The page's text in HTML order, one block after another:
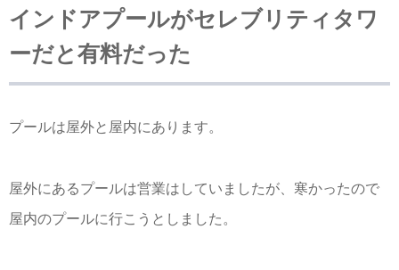
インドアプールがセレブリティタワ
ーだと有料だった
プールは屋外と屋内にあります。
屋外にあるプールは営業はしていましたが、寒かったので
屋内のプールに行こうとしました。